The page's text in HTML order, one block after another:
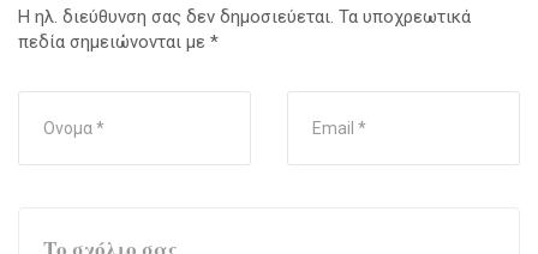
Η ηλ. διεύθυνση σας δεν δημοσιεύεται. Τα υποχρεωτικά
πεδία σημειώνονται με *